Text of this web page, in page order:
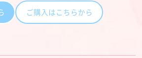
ご購入はこちらから